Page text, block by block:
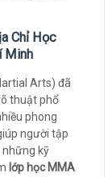
Chỉ Học
Minh
Arts) đã
thuật phổ
phong
người tập
những kỹ
lớp học MMA